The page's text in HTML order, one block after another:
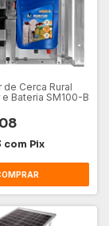
Cerca Rural
e Bateria SM100-B
com Pix